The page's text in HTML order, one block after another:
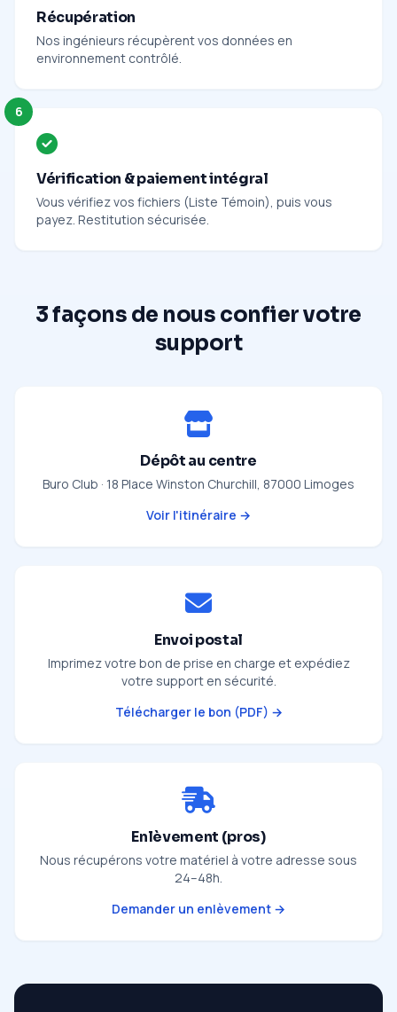
Récupération
Nos ingénieurs récupèrent vos données en
environnement contrôlé.
6
Vérification & paiement intégral
Vous vérifiez vos fichiers (Liste Témoin), puis vous
payez. Restitution sécurisée.
3 façons de nous confier votre
support
Dépôt au centre
Buro Club · 18 Place Winston Churchill, 87000 Limoges
Voir l'itinéraire →
Envoi postal
Imprimez votre bon de prise en charge et expédiez
votre support en sécurité.
Télécharger le bon (PDF) →
Enlèvement (pros)
Nous récupérons votre matériel à votre adresse sous
24–48h.
Demander un enlèvement →